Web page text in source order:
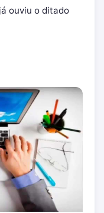
ouviu o ditado